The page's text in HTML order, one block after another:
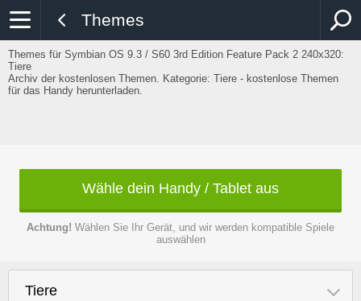
Themes
Themes für Symbian OS 9.3 / S60 3rd Edition Feature Pack 2 240x320:
Tiere
Archiv der kostenlosen Themen. Kategorie: Tiere - kostenlose Themen
für das Handy herunterladen.
Wähle dein Handy / Tablet aus
Achtung! Wählen Sie Ihr Gerät, und wir werden kompatible Spiele
auswählen
Tiere